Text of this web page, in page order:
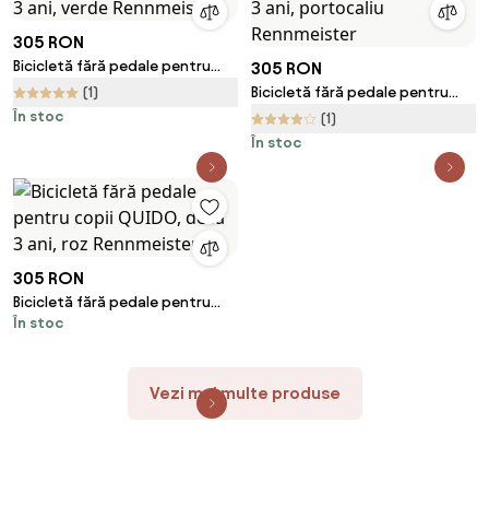
305 RON
Bicicletă fără pedale pentru
copii QUIDO, de la 3 ani, verde
Rennmeister
(1)
În stoc
305 RON
Bicicletă fără pedale pentru
copii QUIDO, de la 3 ani,
portocaliu Rennmeister
(1)
În stoc
305 RON
Bicicletă fără pedale pentru
copii QUIDO, de la 3 ani, roz
În stoc
Vezi mai multe produse